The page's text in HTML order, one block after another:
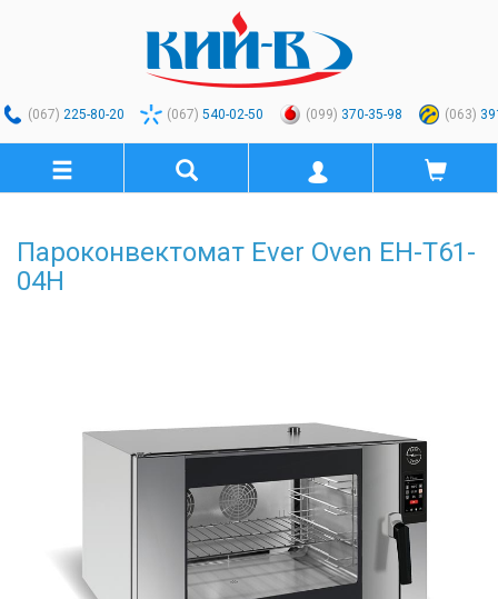
(067) 225-80-20 (067) 540-02-50 (099) 370-35-98 (063)
Пароконвектомат Ever Oven EH-T61-
04H